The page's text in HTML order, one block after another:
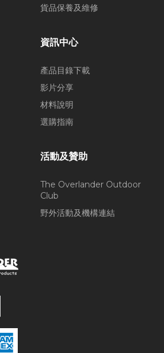
貨品保養及維修
資訊中心
產品目錄下載
影片分享
材料說明
選購指南
活動及贊助
The Overlander Outdoor
Club
野外活動及機構連結